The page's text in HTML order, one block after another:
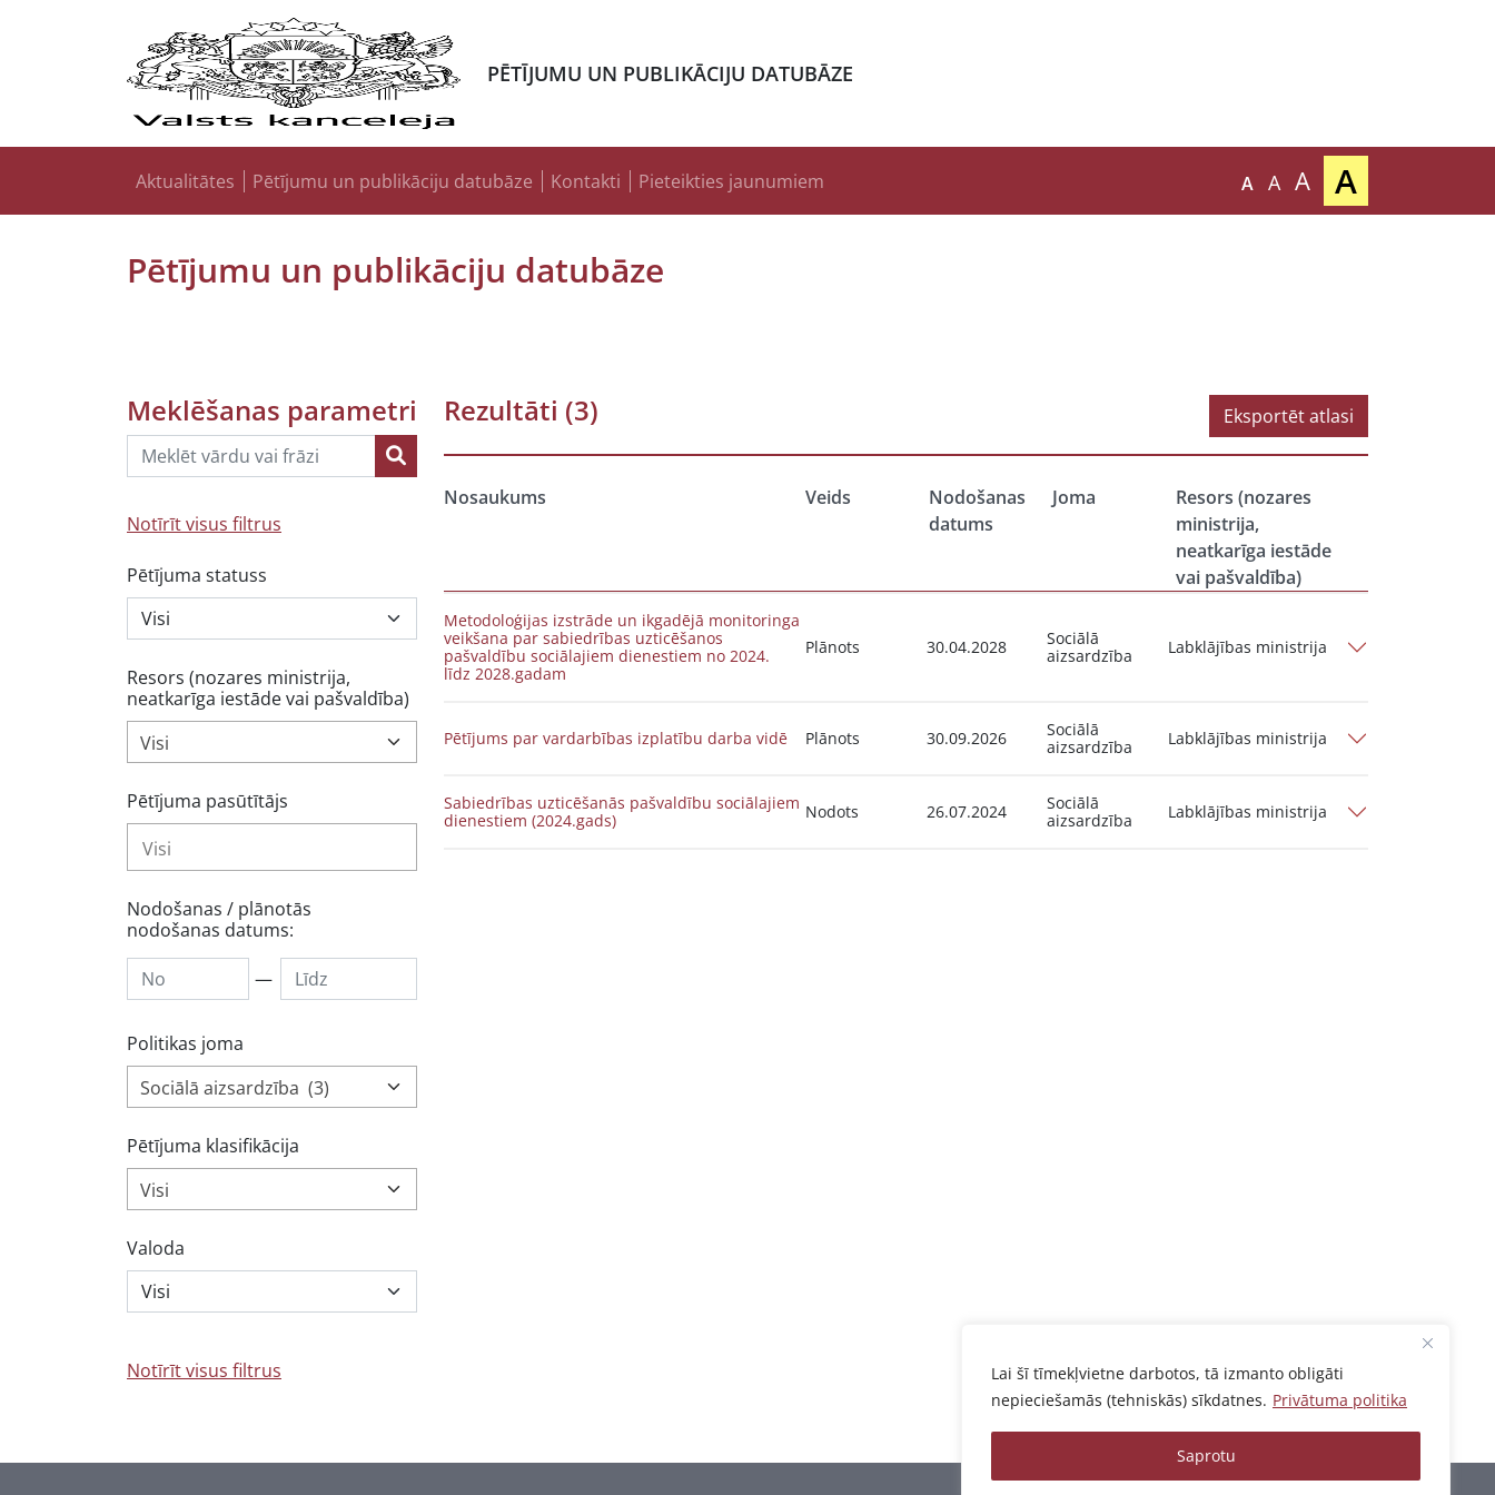
Lai šī tīmekļvietne darbotos, tā izmanto obligāti
nepieciešamās (tehniskās) sīkdatnes. Privātuma politika
Saprotu
PĒTĪJUMU UN PUBLIKĀCIJU DATUBĀZE
Aktualitātes Pētījumu un publikāciju datubāze Kontakti Pieteikties jaunumiem A A A
A
Pētījumu un publikāciju datubāze
Meklēšanas parametri
Notīrīt visus filtrus
Pētījuma statuss
Resors (nozares ministrija,
neatkarīga iestāde vai pašvaldība)
Visi
Pētījuma pasūtītājs
Nodošanas / plānotās
nodošanas datums:
—
Politikas joma
Sociālā aizsardzība (3)
Pētījuma klasifikācija
Visi
Valoda
Notīrīt visus filtrus
Rezultāti (3) Eksportēt atlasi
Nosaukums Veids
Nodošanas
datums
Joma
Resors (nozares
ministrija,
neatkarīga iestāde
vai pašvaldība)
Metodoloģijas izstrāde un ikgadējā monitoringa
veikšana par sabiedrības uzticēšanos
pašvaldību sociālajiem dienestiem no 2024.
līdz 2028.gadam
Plānots 30.04.2028
Sociālā
aizsardzība
Labklājības ministrija
Pētījums par vardarbības izplatību darba vidē Plānots 30.09.2026
Sociālā
aizsardzība
Labklājības ministrija
Sabiedrības uzticēšanās pašvaldību sociālajiem
dienestiem (2024.gads)
Nodots 26.07.2024
Sociālā
aizsardzība
Labklājības ministrija